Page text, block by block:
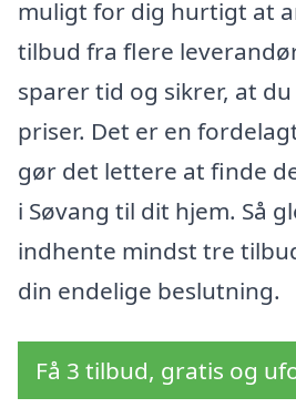
muligt for dig hurtigt at
tilbud fra flere
sparer tid og sikrer, at
priser. Det er en
gør det lettere at finde
i Søvang til dit hjem. Så
indhente mindst tre
din endelige beslutning.
Få 3 tilbud, gratis og